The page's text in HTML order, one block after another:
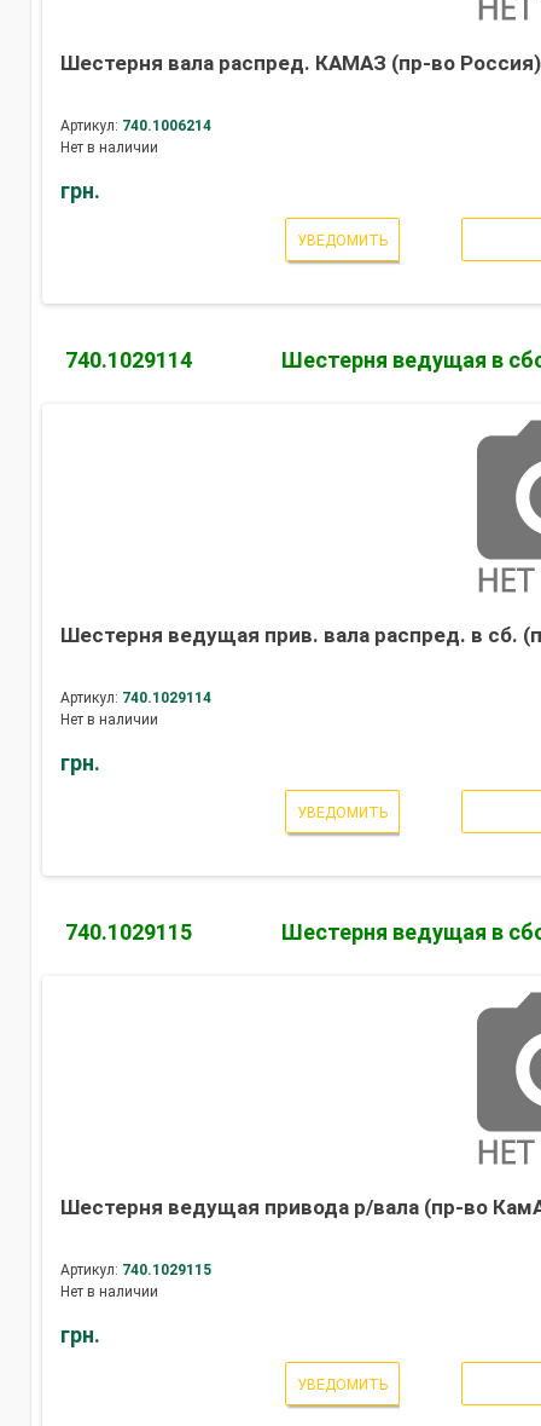
Шестерня вала распред. КАМАЗ (пр-во Россия)
Артикул: 740.1006214
Нет в наличии
грн.
УВЕДОМИТЬ
740.1029114 Шестерня ведущая в
Шестерня ведущая прив. вала распред. в сб.
Артикул: 740.1029114
Нет в наличии
грн.
УВЕДОМИТЬ
740.1029115 Шестерня ведущая в
Шестерня ведущая привода р/вала (пр-во
Артикул: 740.1029115
Нет в наличии
грн.
УВЕДОМИТЬ